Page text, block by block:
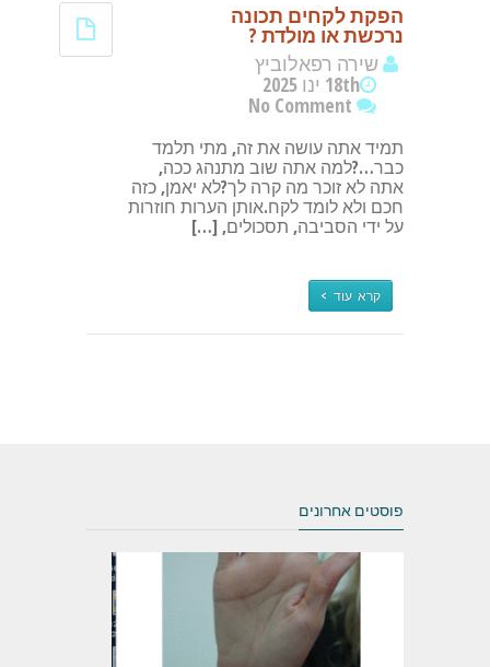
הפקת לקחים תכונה
נרכשת או מולדת ?
שירה רפאלוביץ
18th ינו 2025
No Comment
תמיד אתה עושה את זה, מתי תלמד
כבר…?למה אתה שוב מתנהג ככה,
אתה לא זוכר מה קרה לך?לא יאמן, כזה
חכם ולא לומד לקח.אותן הערות חוזרות
על ידי הסביבה, תסכולים, […]
קרא עוד >
פוסטים אחרונים